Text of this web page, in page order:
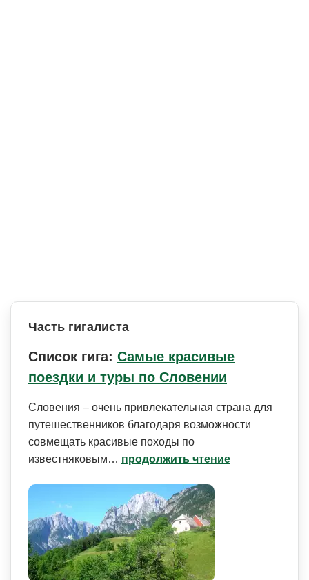
Часть гигалиста
Список гига: Самые красивые
поездки и туры по Словении
Словения – очень привлекательная страна для
путешественников благодаря возможности
совмещать красивые походы по
известняковым… продолжить чтение